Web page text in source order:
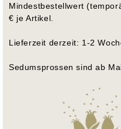
Mindestbestellwert
€ je Artikel.
Lieferzeit derzeit: 1-2
Sedumsprossen sind ab